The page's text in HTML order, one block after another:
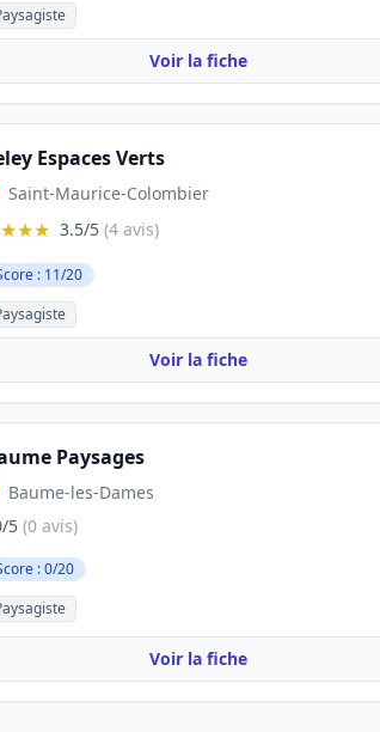
Voir la fiche
Espaces Verts
Saint-Maurice-Colombier
3.5/5 (4 avis)
: 11/20
Voir la fiche
Paysages
Baume-les-Dames
5 (0 avis)
: 0/20
Voir la fiche